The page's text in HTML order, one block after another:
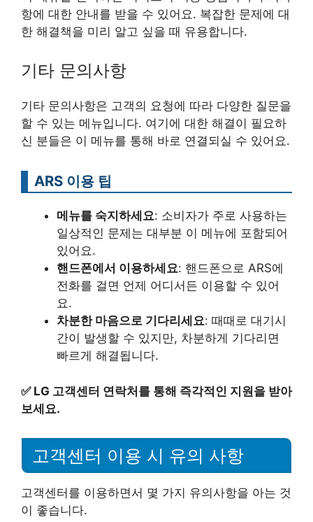
항에 대한 안내를 받을 수 있어요. 복잡한 문제에 대
한 해결책을 미리 알고 싶을 때 유용합니다.
기타 문의사항
기타 문의사항은 고객의 요청에 따라 다양한 질문을
할 수 있는 메뉴입니다. 여기에 대한 해결이 필요하
신 분들은 이 메뉴를 통해 바로 연결되실 수 있어요.
ARS 이용 팁
메뉴를 숙지하세요: 소비자가 주로 사용하는
일상적인 문제는 대부분 이 메뉴에 포함되어
있어요.
핸드폰에서 이용하세요: 핸드폰으로 ARS에
전화를 걸면 언제 어디서든 이용할 수 있어
요.
차분한 마음으로 기다리세요: 때때로 대기시
간이 발생할 수 있지만, 차분하게 기다리면
빠르게 해결됩니다.
✅ LG 고객센터 연락처를 통해 즉각적인 지원을 받아
보세요.
고객센터 이용 시 유의 사항
고객센터를 이용하면서 몇 가지 유의사항을 아는 것
이 좋습니다.